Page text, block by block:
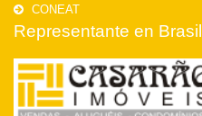
CONEAT
Representante en Brasil